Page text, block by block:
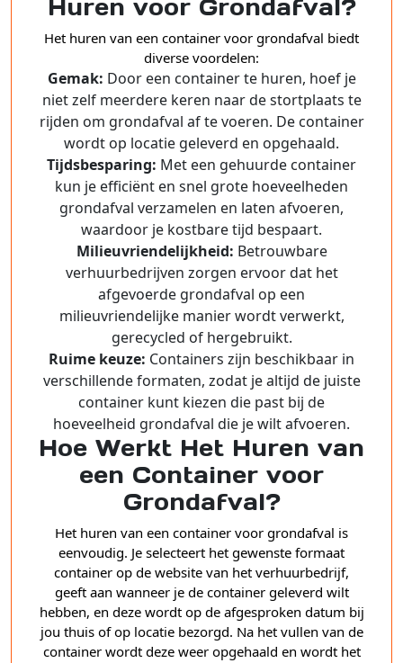
Huren voor Grondafval?
Het huren van een container voor grondafval biedt
diverse voordelen:
Gemak: Door een container te huren, hoef je
niet zelf meerdere keren naar de stortplaats te
rijden om grondafval af te voeren. De container
wordt op locatie geleverd en opgehaald.
Tijdsbesparing: Met een gehuurde container
kun je efficiënt en snel grote hoeveelheden
grondafval verzamelen en laten afvoeren,
waardoor je kostbare tijd bespaart.
Milieuvriendelijkheid: Betrouwbare
verhuurbedrijven zorgen ervoor dat het
afgevoerde grondafval op een
milieuvriendelijke manier wordt verwerkt,
gerecycled of hergebruikt.
Ruime keuze: Containers zijn beschikbaar in
verschillende formaten, zodat je altijd de juiste
container kunt kiezen die past bij de
hoeveelheid grondafval die je wilt afvoeren.
Hoe Werkt Het Huren van
een Container voor
Grondafval?
Het huren van een container voor grondafval is
eenvoudig. Je selecteert het gewenste formaat
container op de website van het verhuurbedrijf,
geeft aan wanneer je de container geleverd wilt
hebben, en deze wordt op de afgesproken datum bij
jou thuis of op locatie bezorgd. Na het vullen van de
container wordt deze weer opgehaald en wordt het